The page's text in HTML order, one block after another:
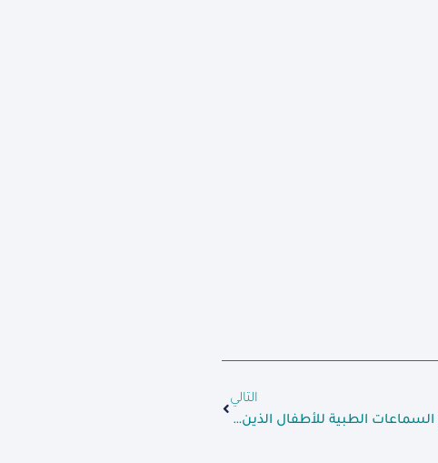
التالي
مؤسسة شام الإنسانية تقدم السماعات الطبية للأطفال الذين يعانون من نقص شديد في السمع.